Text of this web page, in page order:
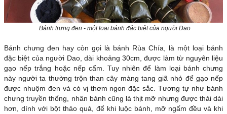
Bánh trưng đen - một loại bánh đặc biệt của người Dao
Bánh chưng đen hay còn gọi là bánh Rùa Chía, là một loại bánh
đặc biệt của người Dao, dài khoảng 30cm, được làm từ nguyên liệu
gạo nếp trắng hoặc nếp cẩm. Tuy nhiên để làm loại bánh chưng
này người ta thường trộn than cây màng tang giã nhỏ để gạo nếp
được nhuộm đen và có vị thơm ngon đặc sắc. Tương tự như bánh
chưng truyền thống, nhân bánh cũng là thịt mỡ nhưng được thái dài
hơn, dính với bột thảo quả, để khi luộc bánh, mỡ ngấm đều và khi